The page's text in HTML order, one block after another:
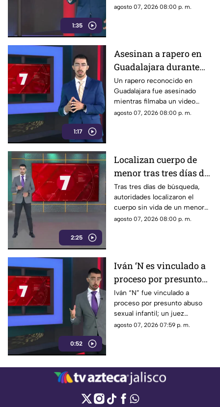
1:35
durante las lluvias. La medida
agosto 07, 2026 08:00 p. m.
1:17
Asesinan a rapero en
Guadalajara durante
grabación de video
musical
Un rapero reconocido en
Guadalajara fue asesinado
mientras filmaba un video
musical. Familiares y amigos
agosto 07, 2026 08:00 p. m.
2:25
Localizan cuerpo de
menor tras tres días de
búsqueda en la
Barranca de Huentitán
Tras tres días de búsqueda,
autoridades localizaron el
cuerpo sin vida de un menor
que murió ahogado en el río de
agosto 07, 2026 08:00 p. m.
0:52
Iván ‘N es vinculado a
proceso por presunto
abuso sexual infantil
Iván “N” fue vinculado a
proceso por presunto abuso
sexual infantil; un juez
determinó que deberá
agosto 07, 2026 07:59 p. m.